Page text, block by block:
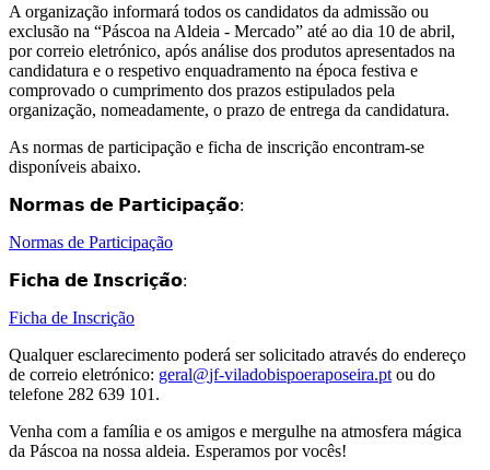
A organização informará todos os candidatos da admissão ou
exclusão na “Páscoa na Aldeia - Mercado” até ao dia 10 de abril,
por correio eletrónico, após análise dos produtos apresentados na
candidatura e o respetivo enquadramento na época festiva e
comprovado o cumprimento dos prazos estipulados pela
organização, nomeadamente, o prazo de entrega da candidatura.
As normas de participação e ficha de inscrição encontram-se
disponíveis abaixo.
𝗡𝗼𝗿𝗺𝗮𝘀 𝗱𝗲 𝗣𝗮𝗿𝘁𝗶𝗰𝗶𝗽𝗮𝗰̧𝗮̃𝗼:
Normas de Participação
𝗙𝗶𝗰𝗵𝗮 𝗱𝗲 𝗜𝗻𝘀𝗰𝗿𝗶𝗰̧𝗮̃𝗼:
Ficha de Inscrição
Qualquer esclarecimento poderá ser solicitado através do endereço
de correio eletrónico:
ou do
telefone 282 639 101.
Venha com a família e os amigos e mergulhe na atmosfera mágica
da Páscoa na nossa aldeia. Esperamos por vocês!